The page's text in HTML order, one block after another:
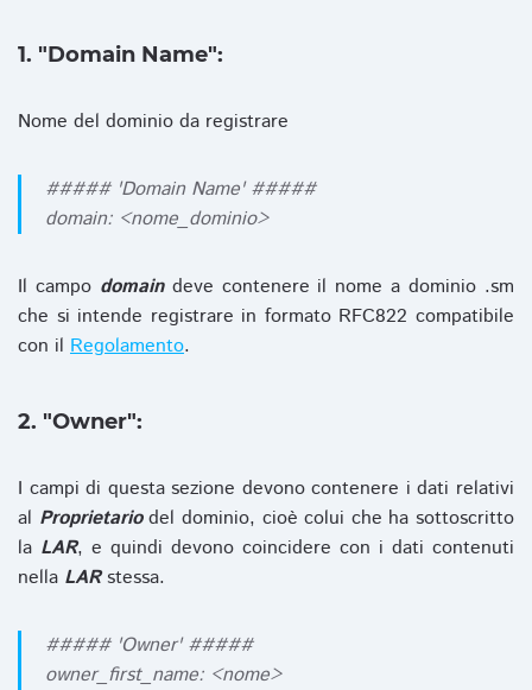
1. "Domain Name":
Nome del dominio da registrare
##### 'Domain Name' #####
domain: <nome_dominio>
Il campo domaindeve contenere il nome a dominio .sm
che si intende registrare in formato RFC822 compatibile
con il Regolamento.
2. "Owner":
I campi di questa sezione devono contenere i dati relativi
al Proprietariodel dominio, cioè colui che ha sottoscritto
la LAR, e quindi devono coincidere con i dati contenuti
nella LARstessa.
##### 'Owner' #####
owner_first_name: <nome>